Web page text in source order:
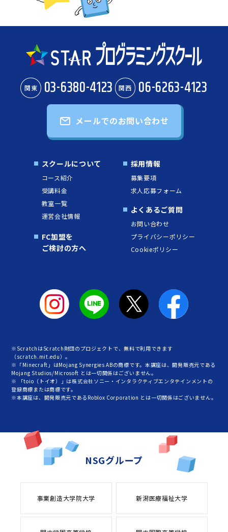
関東 03-6380-4123 関西 06-6263-4123
メールでのお問い合わせ
スクールについて
コース紹介
受講料金
教室一覧
運営会社情報
FC加盟を
ご検討の方へ
採用情報
募集要項
求人応募フォーム
よくあるご質問
お問い合わせ
プライバシーポリシー
Cookieポリシー
※ScratchはScratch財団のプロジェクトで、無料で利用できます
（scratch.mit.edu）。
※「Minecraft」はMojang Synergies ABの商標です。本講座は、開発販売元である
Mojang Studios/Microsoft とは一切関係はございません。
※ 「toio（トイオ）」は株式会社ソニー・インタラクティブエンタテインメントの
登録商標または商標です。
※本講座は、開発販売元であるRoblox Corporation とは一切関係はございません。
NSGグループ
事業創造大学院大学 新潟医療福祉大学